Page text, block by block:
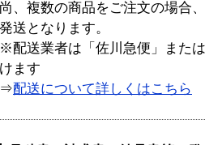
尚、複数の商品をご注文の場合
発送となります。
※配送業者は「佐川急便」また
けます
⇒配送について詳しくはこちら